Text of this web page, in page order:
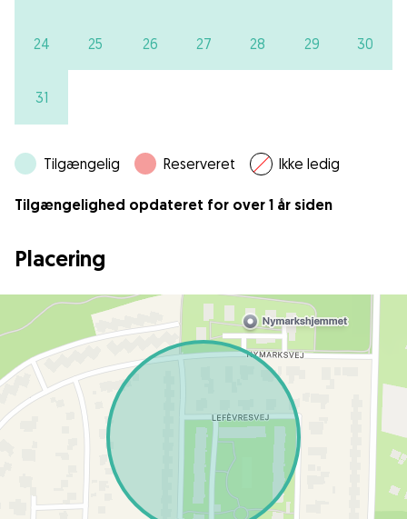
24 25 26 27 28 29 30
31
Tilgængelig Reserveret Ikke ledig
Tilgængelighed opdateret for over 1 år siden
Placering